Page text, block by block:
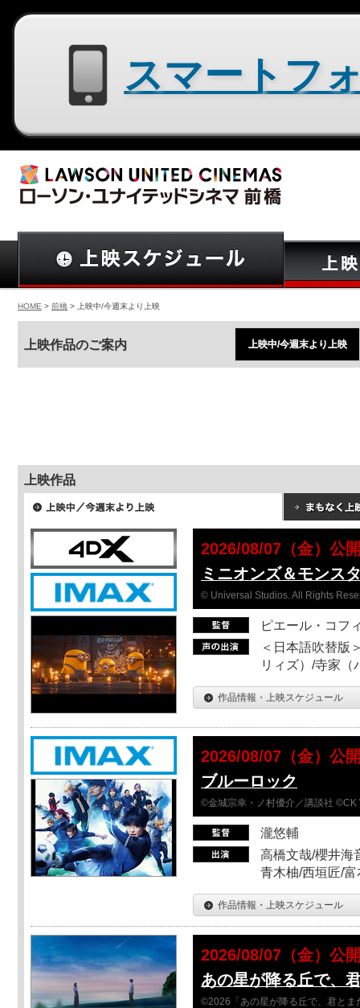
HOME > 前橋 > 上映中/今週末より上映
上映作品のご案内 上映中/今週末より上映
上映作品
2026/08/07（金）公
ミニオンズ＆モンス
© Universal Studios. All Rights
ピエール・コフ
＜日本語吹替版
リィズ）/寺家（
作品情報・上映スケジュール
2026/08/07（金）公
ブルーロック
©金城宗幸・ノ村優介／講談社 ©CK
瀧悠輔
高橋文哉/櫻井海
青木柚/西垣匠/
作品情報・上映スケジュール
2026/08/07（金）公
あの星が降る丘で、
©2026「あの星が降る丘で、君とま